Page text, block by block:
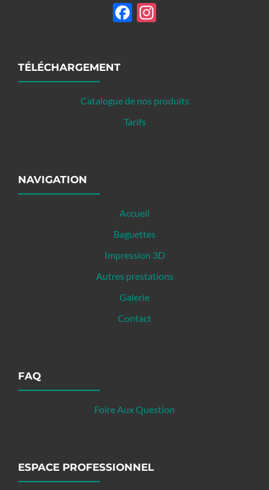
Facebook
TÉLÉCHARGEMENT
Catalogue de nos produits
Tarifs
NAVIGATION
Accueil
Baguettes
Impression 3D
Autres prestations
Galerie
Contact
FAQ
Foire Aux Question
ESPACE PROFESSIONNEL